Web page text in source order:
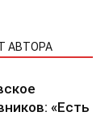
АВТОРА
«Есть